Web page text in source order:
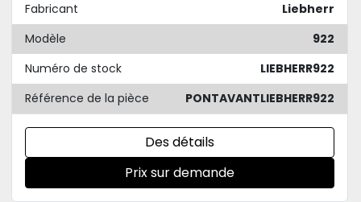
Fabricant
Liebherr
Modèle
922
Numéro de stock
LIEBHERR922
Référence de la pièce
PONTAVANTLIEBHERR922
Des détails
Prix sur demande